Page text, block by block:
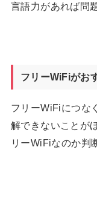
言語力があれば問
フリーWiFiがお
フリーWiFiにつな
解できないことが
リーWiFiなのか判